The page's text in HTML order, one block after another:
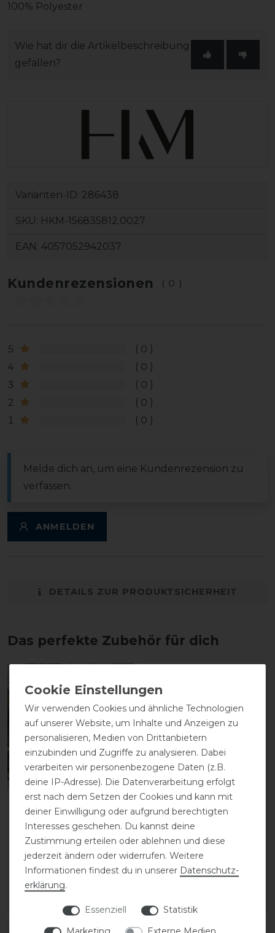
100% Polyester
Wie hat dir die Artikelbeschreibung
gefallen?
Varianten-ID: 286438
SKU: HKM-156835812.0027
EAN: 4057052942037
Kundenrezensionen (0)
5
0
4
0
3
0
2
0
1
0
Melde dich an, um eine Kundenrezension zu
verfassen.
ANMELDEN
DETAILS ZUR PRODUKTSICHERHEIT
Das perfekte Zubehör für dich
Fliegenschutzmaske
Super Bug Collection
statt 19,95 €
15,96 € *
Fliegenschutzmaske
Splash
15,95 € *
Wir verwenden Cookies und ähnliche Technologien
auf unserer Website, um Inhalte und Anzeigen zu
personalisieren, Medien von Drittanbietern
einzubinden und Zugriffe zu analysieren. Dabei
verarbeiten wir personenbezogene Daten (z.B.
deine IP-Adresse). Die Datenverarbeitung erfolgt
erst nach dem Setzen der Cookies und kann mit
deiner Einwilligung oder aufgrund berechtigten
Interesses geschehen. Du kannst deine
Zustimmung erteilen oder ablehnen und diese
jederzeit ändern oder widerrufen. Weitere
Informationen findest du in unserer Daten­schutz­
erklärung.
Essenziell
Statistik